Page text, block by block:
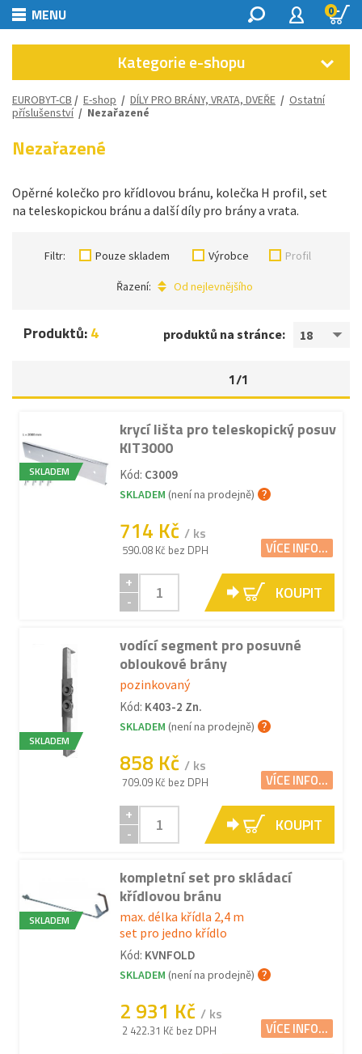
MENU 0
Kategorie e-shopu
EUROBYT-CB / E-shop / DÍLY PRO BRÁNY, VRATA, DVEŘE / Ostatní
příslušenství/ Nezařazené
Nezařazené
Opěrné kolečko pro křídlovou bránu, kolečka H profil, set
na teleskopickou bránu a další díly pro brány a vrata.
Filtr: Pouze skladem Výrobce Profil
Řazení: Od nejlevnějšího
produktů na stránce: 18
Produktů:4
1/1
SKLADEM
krycí lišta pro teleskopický posuv
KIT3000
Kód: C3009
SKLADEM (není na prodejně)
714 Kč / ks
590.08 Kč bez DPH VÍCE INFO...
+
-
KOUPIT
SKLADEM
vodící segment pro posuvné
obloukové brány
pozinkovaný
Kód: K403-2 Zn.
SKLADEM (není na prodejně)
858 Kč / ks
709.09 Kč bez DPH VÍCE INFO...
+
-
KOUPIT
SKLADEM
kompletní set pro skládací
křídlovou bránu
max. délka křídla 2,4 m
set pro jedno křídlo
Kód: KVNFOLD
SKLADEM (není na prodejně)
2 931 Kč / ks
2 422.31 Kč bez DPH VÍCE INFO...